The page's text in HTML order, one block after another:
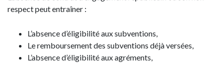
respect peut entraîner :
L’absence d’éligibilité aux subventions,
Le remboursement des subventions déjà versées,
L’absence d’éligibilité aux agréments,